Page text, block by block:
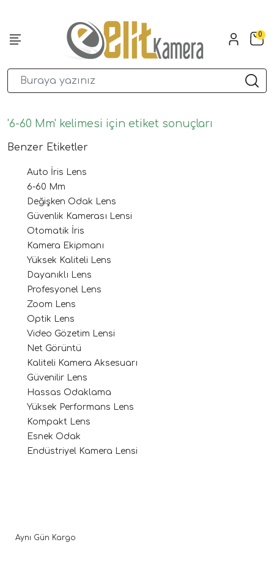
0
'6-60 Mm' kelimesi için etiket sonuçları
Benzer Etiketler
Auto İris Lens
6-60 Mm
Değişken Odak Lens
Güvenlik Kamerası Lensi
Otomatik İris
Kamera Ekipmanı
Yüksek Kaliteli Lens
Dayanıklı Lens
Profesyonel Lens
Zoom Lens
Optik Lens
Video Gözetim Lensi
Net Görüntü
Kaliteli Kamera Aksesuarı
Güvenilir Lens
Hassas Odaklama
Yüksek Performans Lens
Kompakt Lens
Esnek Odak
Endüstriyel Kamera Lensi
Aynı Gün Kargo